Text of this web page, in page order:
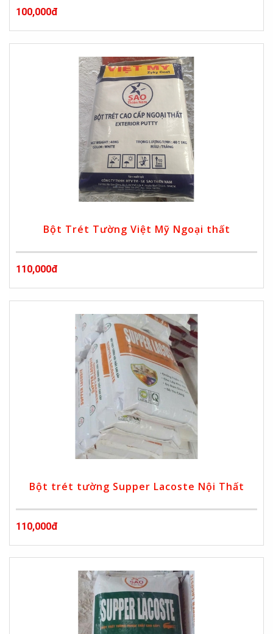
100,000đ
Bột Trét Tường Việt Mỹ Ngoại thất
110,000đ
Bột trét tường Supper Lacoste Nội Thất
110,000đ